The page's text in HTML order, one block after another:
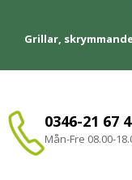
Grillar,
0346-21 67
Mån-Fre 08.00-